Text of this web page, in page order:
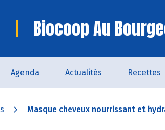
Biocoop Au
Agenda Actualités Recettes
Masque cheveux nourrissant et